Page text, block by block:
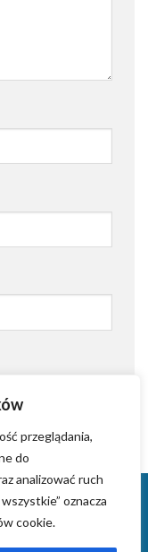
przeglądania,
do
analizować ruch
oznacza
cookie.
(WORDPRESS)